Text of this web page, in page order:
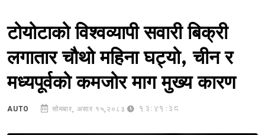
टोयोटाको विश्वव्यापी सवारी बिक्री
लगातार चौथो महिना घट्यो, चीन र
मध्यपूर्वको कमजोर माग मुख्य कारण
AUTO सोमबार, असार १५,२०८३ 13:41:38